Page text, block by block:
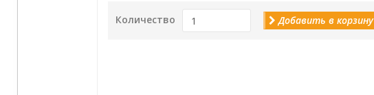
Количество Добавить в корзину